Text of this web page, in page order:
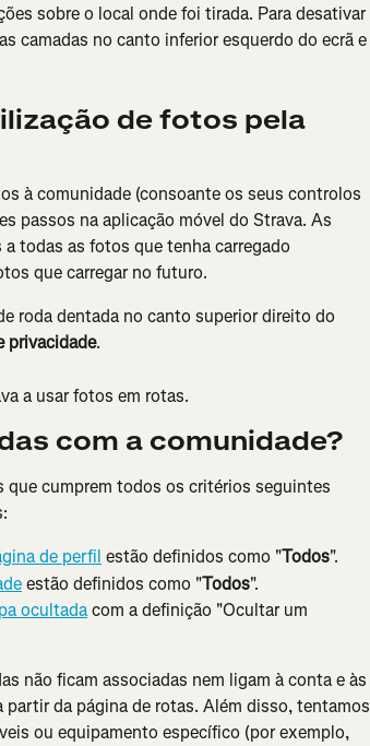
sobre o local onde foi tirada. Para desativar
camadas no canto inferior esquerdo do ecrã e
de fotos pela
à comunidade (consoante os seus controlos
passos na aplicação móvel do Strava. As
todas as fotos que tenha carregado
que carregar no futuro.
roda dentada no canto superior direito do
privacidade.
a usar fotos em rotas.
com a comunidade?
cumprem todos os critérios seguintes
de perfil estão definidos como "Todos".
estão definidos como "Todos".
ocultada com a definição "Ocultar um
não ficam associadas nem ligam à conta e às
da página de rotas. Além disso, tentamos
ou equipamento específico (por exemplo,